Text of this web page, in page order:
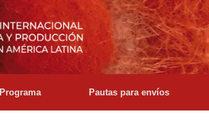
Programa Pautas para envíos